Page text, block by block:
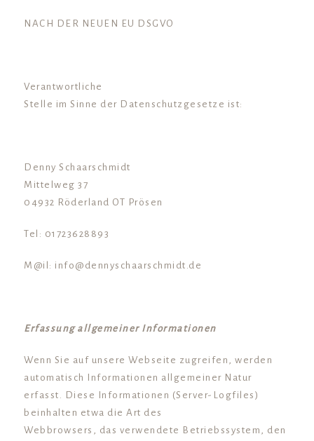
NACH DER NEUEN EU DSGVO
Verantwortliche
Stelle im Sinne der Datenschutzgesetze ist:
Denny Schaarschmidt
Mittelweg 37
04932 Röderland OT Prösen
Tel: 01723628893
M@il: info@dennyschaarschmidt.de
Erfassung allgemeiner Informationen
Wenn Sie auf unsere Webseite zugreifen, werden
automatisch Informationen allgemeiner Natur
erfasst. Diese Informationen (Server-Logfiles)
beinhalten etwa die Art des
Webbrowsers, das verwendete Betriebssystem, den